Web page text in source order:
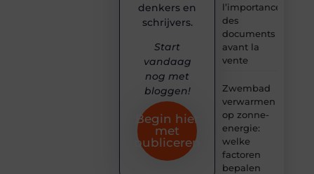
l’importance
des
documents
avant la
vente
Zwembad
verwarmen
op zonne-
energie:
welke
factoren
bepalen
denkers en
schrijvers.
Start
vandaag
nog met
bloggen!
Begin hier
met
publiceren